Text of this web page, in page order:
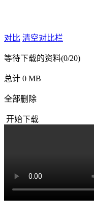
对比 清空对比栏
等待下载的资料(0/20)
总计 0 MB
全部删除
开始下载